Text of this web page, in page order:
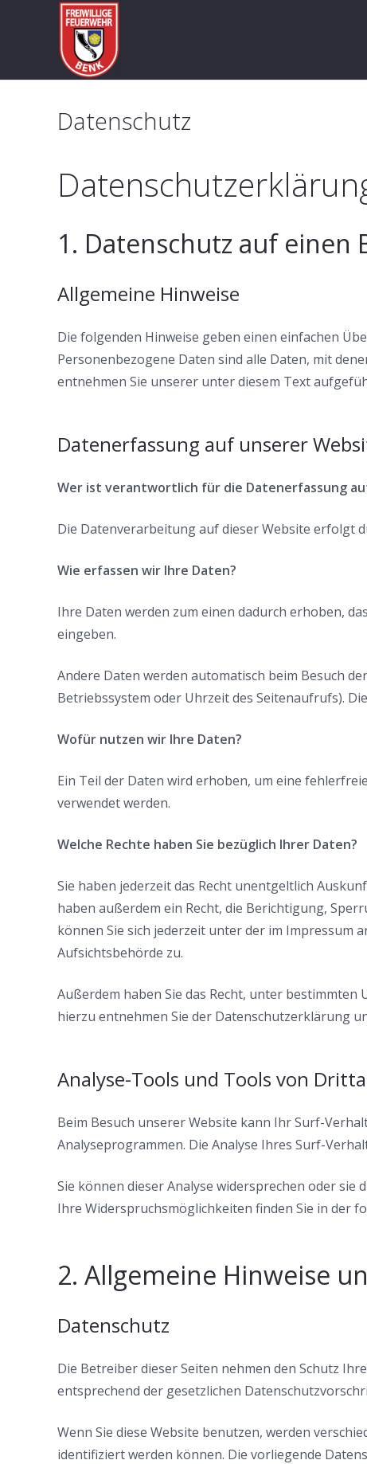
Datenschutz
1. Datenschutz auf einen
Allgemeine Hinweise
Die folgenden Hinweise geben einen einfachen
Personenbezogene Daten sind alle Daten, mit
entnehmen Sie unserer unter diesem Text
Datenerfassung auf unserer
Wer ist verantwortlich für die Datenerfassung
Die Datenverarbeitung auf dieser Website erfolgt
Wie erfassen wir Ihre Daten?
Ihre Daten werden zum einen dadurch erhoben,
eingeben.
Andere Daten werden automatisch beim Besuch
Betriebssystem oder Uhrzeit des Seitenaufrufs).
Wofür nutzen wir Ihre Daten?
Ein Teil der Daten wird erhoben, um eine
verwendet werden.
Welche Rechte haben Sie bezüglich Ihrer Daten?
Sie haben jederzeit das Recht unentgeltlich
haben außerdem ein Recht, die Berichtigung,
können Sie sich jederzeit unter der im Impressum
Aufsichtsbehörde zu.
Außerdem haben Sie das Recht, unter
hierzu entnehmen Sie der Datenschutzerklärung
Analyse-Tools und Tools von
Beim Besuch unserer Website kann Ihr Surf-
Analyseprogrammen. Die Analyse Ihres Surf-
Sie können dieser Analyse widersprechen oder
Ihre Widerspruchsmöglichkeiten finden Sie in der
2. Allgemeine Hinweise
Datenschutz
Die Betreiber dieser Seiten nehmen den Schutz
entsprechend der gesetzlichen
Wenn Sie diese Website benutzen, werden
identifiziert werden können. Die vorliegende